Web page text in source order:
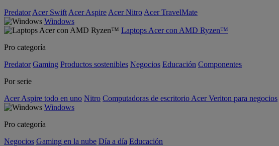
Predator Acer Swift Acer Aspire Acer Nitro Acer TravelMate
Windows
Laptops Acer con AMD Ryzen™
Pro categoría
Predator Gaming Productos sostenibles Negocios Educación Componentes
Por serie
Acer Aspire todo en uno Nitro Computadoras de escritorio Acer Veriton para negocios
Windows
Pro categoría
Negocios Gaming en la nube Día a día Educación